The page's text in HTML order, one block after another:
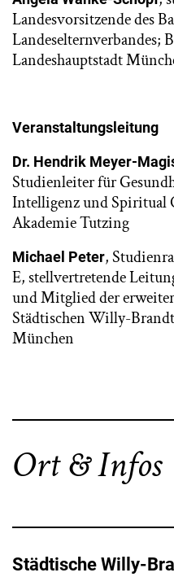
Landesvorsitzende des
Landeselternverbandes;
Landeshauptstadt
Veranstaltungsleitung
Dr. Hendrik Meyer-
Studienleiter für
Intelligenz und Spiritual
Akademie Tutzing
Michael Peter,
E, stellvertretende
und Mitglied der
Städtischen Willy-
München
Ort & Infos
Städtische Willy-